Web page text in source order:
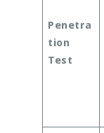
Penetra
tion
Test